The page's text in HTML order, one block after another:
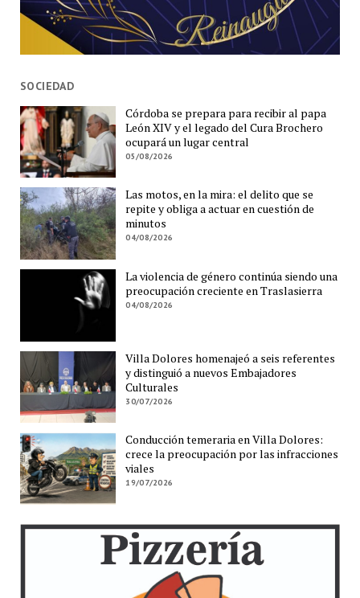
SOCIEDAD
Córdoba se prepara para recibir al papa
León XIV y el legado del Cura Brochero
ocupará un lugar central
05/08/2026
Las motos, en la mira: el delito que se
repite y obliga a actuar en cuestión de
minutos
04/08/2026
La violencia de género continúa siendo una
preocupación creciente en Traslasierra
04/08/2026
Villa Dolores homenajeó a seis referentes
y distinguió a nuevos Embajadores
Culturales
30/07/2026
Conducción temeraria en Villa Dolores:
crece la preocupación por las infracciones
viales
19/07/2026